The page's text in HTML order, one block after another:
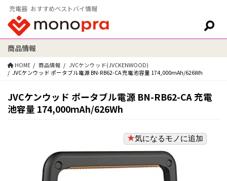
充電器 おすすめベストバイ情報
検索:
商品情報
HOME 商品情報
JVCケンウッド(JVCKENWOOD)
JVCケンウッド ポータブル電源 BN-RB62-CA 充電池容量 174,000ｍAh/626Wh
JVCケンウッド ポータブル電源 BN-RB62-CA 充電
池容量 174,000ｍAh/626Wh
気になるモノに追加